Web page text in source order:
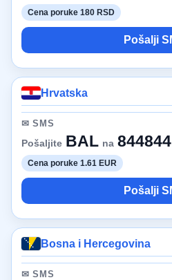
Cena poruke 180 RSD
Pošalji
Hrvatska
✉ SMS
Pošaljite BAL na 844844
Cena poruke 1.61 EUR
Pošalji
Bosna i Hercegovina
✉ SMS